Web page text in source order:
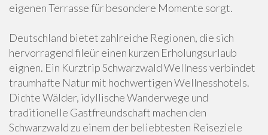
eigenen Terrasse für besondere Momente sorgt.
Deutschland bietet zahlreiche Regionen, die sich
hervorragend fileür einen kurzen Erholungsurlaub
eignen. Ein Kurztrip Schwarzwald Wellness verbindet
traumhafte Natur mit hochwertigen Wellnesshotels.
Dichte Wälder, idyllische Wanderwege und
traditionelle Gastfreundschaft machen den
Schwarzwald zu einem der beliebtesten Reiseziele